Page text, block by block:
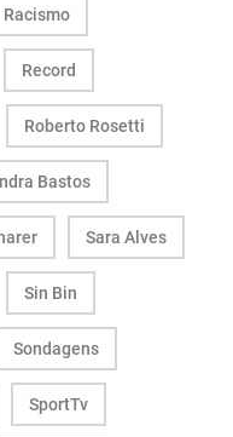
Racismo
Record
Roberto Rosetti
Bastos
Sara Alves
Sin Bin
Sondagens
SportTv